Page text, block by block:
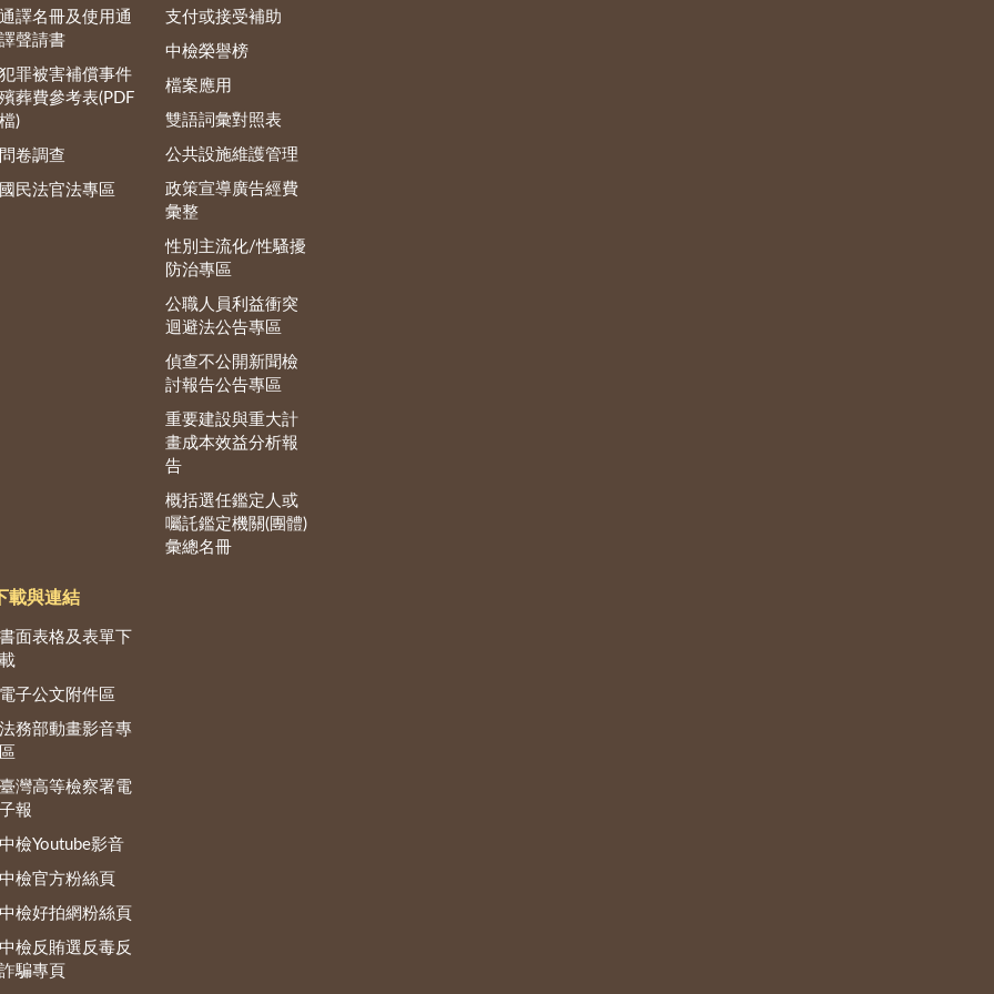
譯名冊及使用通
聲請書
罪被害補償事件
葬費參考表(PDF
)
卷調查
民法官法專區
支付或接受補助
中檢榮譽榜
檔案應用
雙語詞彙對照表
公共設施維護管理
政策宣導廣告經費
彙整
性別主流化/性騷擾
防治專區
公職人員利益衝突
迴避法公告專區
偵查不公開新聞檢
討報告公告專區
重要建設與重大計
畫成本效益分析報
告
概括選任鑑定人或
囑託鑑定機關(團體)
彙總名冊
載與連結
面表格及表單下
子公文附件區
務部動畫影音專
灣高等檢察署電
報
檢Youtube影音
檢官方粉絲頁
檢好拍網粉絲頁
檢反賄選反毒反
騙專頁